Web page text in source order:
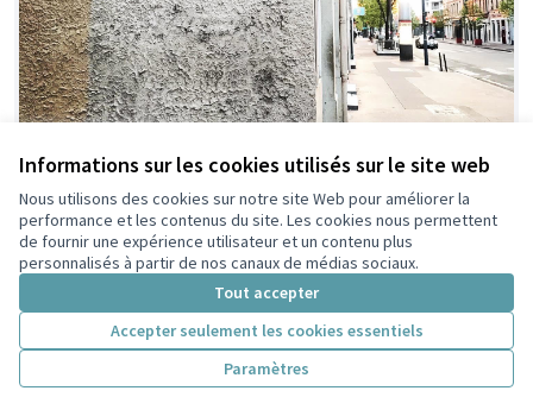
Informations sur les cookies utilisés sur le site web
Nous utilisons des cookies sur notre site Web pour améliorer la
performance et les contenus du site. Les cookies nous permettent
de fournir une expérience utilisateur et un contenu plus
personnalisés à partir de nos canaux de médias sociaux.
Tout accepter
Accepter seulement les cookies essentiels
Paramètres
Œuvres de Street Art géantes
Retenue
Latrompette
6 30